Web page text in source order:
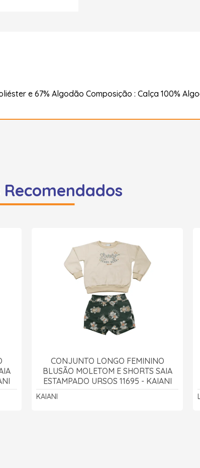
e 67% Algodão Composição : Calça 100%
CONJUNTO LONGO FEMININO
BLUSÃO MOLETOM E SHORTS SAIA
ESTAMPADO URSOS 11695 - KAIANI
KAIANI